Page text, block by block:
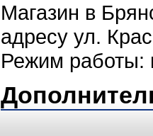
Магазин в
адресу ул.
Режим работы: